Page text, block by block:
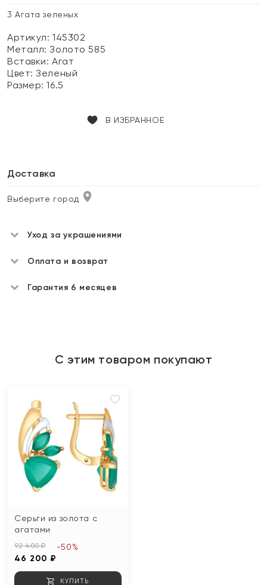
3 Агата зеленых
Артикул: 145302
Металл:Золото 585
Вставки:Агат
Цвет:Зеленый
Размер:16.5
В ИЗБРАННОЕ
Доставка
Выберите город
Уход за украшениями
Оплата и возврат
Гарантия 6 месяцев
С этим товаром покупают
Серьги из золота с
агатами
92 400 ₽
46 200 ₽
-50%
КУПИТЬ